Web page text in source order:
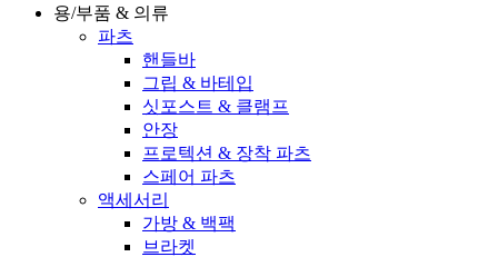
용/부품 & 의류
파츠
핸들바
그립 & 바테입
싯포스트 & 클램프
안장
프로텍션 & 장착 파츠
스페어 파츠
액세서리
가방 & 백팩
브라켓